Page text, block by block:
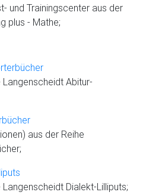
und Trainingscenter aus der
plus - Mathe;
Langenscheidt Abitur-
aus der Reihe
Dialekt-Lilliputs;